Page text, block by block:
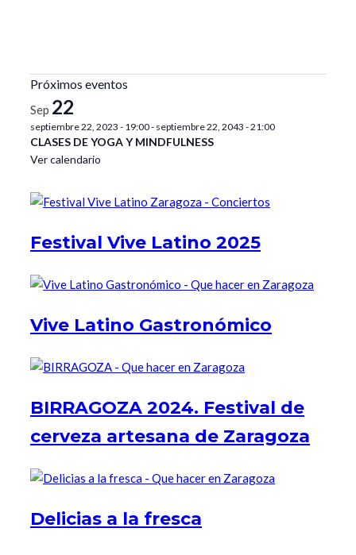
Próximos eventos
Sep 22
septiembre 22, 2023 - 19:00- septiembre 22, 2043 - 21:00
CLASES DE YOGA Y MINDFULNESS
Ver calendario
Festival Vive Latino 2025
Vive Latino Gastronómico
BIRRAGOZA 2024. Festival de
cerveza artesana de Zaragoza
Delicias a la fresca